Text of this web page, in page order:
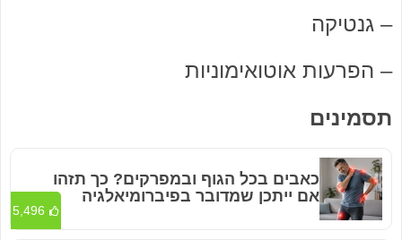
– גנטיקה
– הפרעות אוטואימוניות
תסמינים
כאבים בכל הגוף ובמפרקים? כך תזהו
אם ייתכן שמדובר בפיברומיאלגיה
5,496